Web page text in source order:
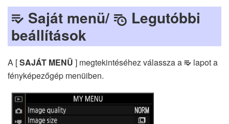
O Saját menü/ m Legutóbbi
beállítások
A [SAJÁT MENÜ ] megtekintéséhez válassza a O lapot a
fényképezőgép menüiben.